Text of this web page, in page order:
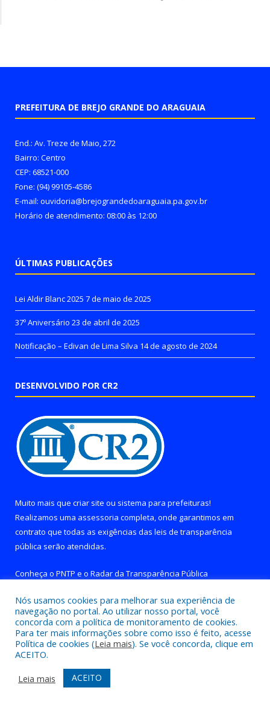
PREFEITURA DE BREJO GRANDE DO ARAGUAIA
End.: Av. Treze de Maio, 272
Bairro: Centro
CEP: 68521-000
Fone: (94) 99105-4586
E-mail: ouvidoria@brejograndedoaraguaia.pa.gov.br
Horário de atendimento: 08:00 às 12:00
ÚLTIMAS PUBLICAÇÕES
Lei Aldir Blanc 2025 7 de maio de 2025
37º Aniversário 23 de abril de 2025
Notificação – Edivan de Lima Silva 14 de agosto de 2024
DESENVOLVIDO POR CR2
Muito mais que criar site ou sistema para prefeituras!
Realizamos uma assessoria completa, onde garantimos em
contrato que todas as exigências das leis de transparência
pública serão atendidas.
Conheça o PNTP e o Radar da Transparência Pública
Todos os direitos reservados a Prefeitura de Brejo Grande do
Araguaia.
Mapa do Site
Acessar Área Administrativa
Acessar Webmail
Nós usamos cookies para melhorar sua experiência de
navegação no portal. Ao utilizar nosso portal, você
concorda com a política de monitoramento de cookies.
Para ter mais informações sobre como isso é feito, acesse
Política de cookies (Leia mais). Se você concorda, clique em
ACEITO.
Leia mais
ACEITO